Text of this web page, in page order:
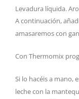
Levadura líquida.
A continuación,
amasaremos con
Con Thermomix
Si lo hacéis a mano,
leche con la